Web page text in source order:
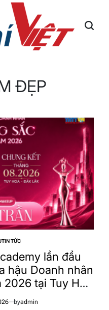
ĐẸP
TIN TỨC
lần đầu
hậu Doanh nhân
tại Tuy Hòa
byadmin